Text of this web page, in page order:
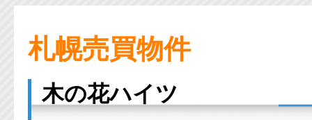
札幌売買物件
木の花ハイツ